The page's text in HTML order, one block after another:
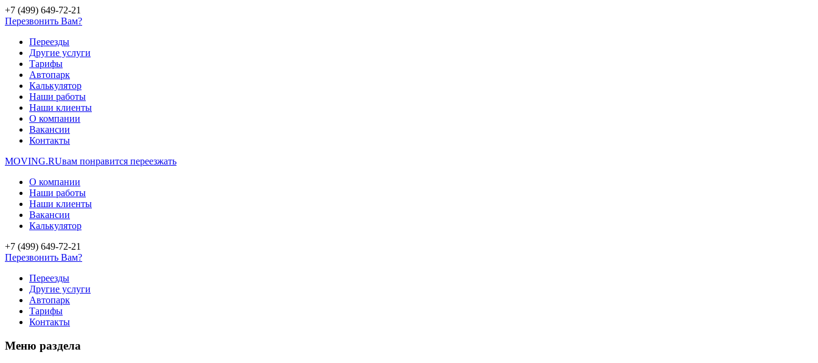
+7 (499) 649-72-21
Перезвонить Вам?
Переезды
Другие услуги
Тарифы
Автопарк
Калькулятор
Наши работы
Наши клиенты
О компании
Вакансии
Контакты
MOVING.RUвам понравится переезжать
О компании
Наши работы
Наши клиенты
Вакансии
Калькулятор
+7 (499) 649-72-21
Перезвонить Вам?
Переезды
Другие услуги
Автопарк
Тарифы
Контакты
Меню раздела